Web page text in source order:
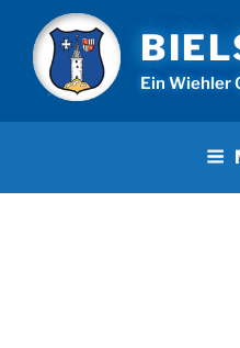
Inhalt
springen
Ein Wiehler